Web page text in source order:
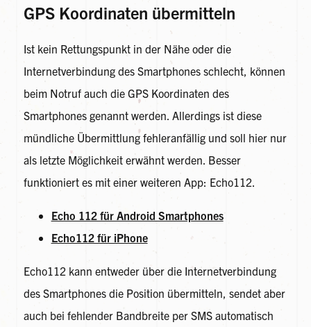
GPS Koordinaten übermitteln
Ist kein Rettungspunkt in der Nähe oder die
Internetverbindung des Smartphones schlecht, können
beim Notruf auch die GPS Koordinaten des
Smartphones genannt werden. Allerdings ist diese
mündliche Übermittlung fehleranfällig und soll hier nur
als letzte Möglichkeit erwähnt werden. Besser
funktioniert es mit einer weiteren App: Echo112.
Echo 112 für Android Smartphones
Echo112 für iPhone
Echo112 kann entweder über die Internetverbindung
des Smartphones die Position übermitteln, sendet aber
auch bei fehlender Bandbreite per SMS automatisch